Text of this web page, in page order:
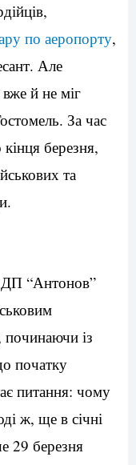
по аеропорту,
Але
й не міг
За час
кінця березня,
та
ДП “Антонов”
починаючи із
початку
питання: чому
ж, ще в січні
29 березня